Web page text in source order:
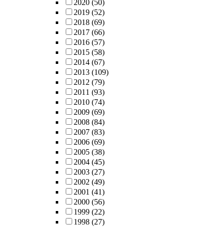
2020 (50)
2019 (52)
2018 (69)
2017 (66)
2016 (57)
2015 (58)
2014 (67)
2013 (109)
2012 (79)
2011 (93)
2010 (74)
2009 (69)
2008 (84)
2007 (83)
2006 (69)
2005 (38)
2004 (45)
2003 (27)
2002 (49)
2001 (41)
2000 (56)
1999 (22)
1998 (27)